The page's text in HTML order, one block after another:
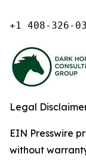
+1 408-326-
Legal
EIN Presswire
without